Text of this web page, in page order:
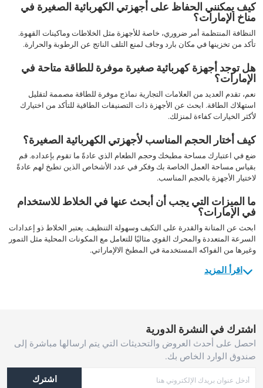
كيف يمكنني الحفاظ على أجهزتي الكهربائية الصغيرة في
مناخ الإمارات؟
النظافة المنتظمة أمر ضروري، خاصة للأجهزة مثل الخلاطات وماكينات القهوة.
تأكد من تخزينها في مكان بارد وجاف لمنع التلف الناتج عن الرطوبة والحرارة.
هل توجد أجهزة كهربائية صغيرة موفرة للطاقة متاحة في
الإمارات؟
نعم، تقدم العديد من العلامات التجارية نماذج موفرة للطاقة مصممة لتقليل
استهلاك الطاقة. ابحث عن الأجهزة ذات التصنيفات الطاقية للتأكد من اختيارك
لأكثر الخيارات كفاءة لمنزلك.
كيف أختار الحجم المناسب لأجهزتي الكهربائية الصغيرة؟
ضع في اعتبارك مساحة مطبخك وحجم الطعام الذي عادةً ما تقوم بإعداده. قم
بقياس مساحة العمل الخاصة بك وفكر في عدد الأشخاص الذين تطبخ لهم عادةً
لاختيار الأجهزة بالحجم المناسب.
ما الميزات التي يجب أن أبحث عنها في الخلاط للاستخدام
في الإمارات؟
ابحث عن المتانة والقدرة على التكيف وسهولة التنظيف. يعتبر الخلاط ذو إعدادات
السرعة المتعددة والمحرك القوي مثاليًا للتعامل مع المكونات المحلية مثل التمور
وغيرها من الفواكه المستخدمة في المطبخ الالإماراتي.
اقرأ المزيد
اشترك في النشرة الدورية
احصل على أحدث العروض والتحديثات التي يتم ارسالها مباشرة إلى
صندوق الوارد الخاص بك.
اشترك